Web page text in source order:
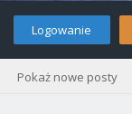
Logowanie
Pokaż nowe posty